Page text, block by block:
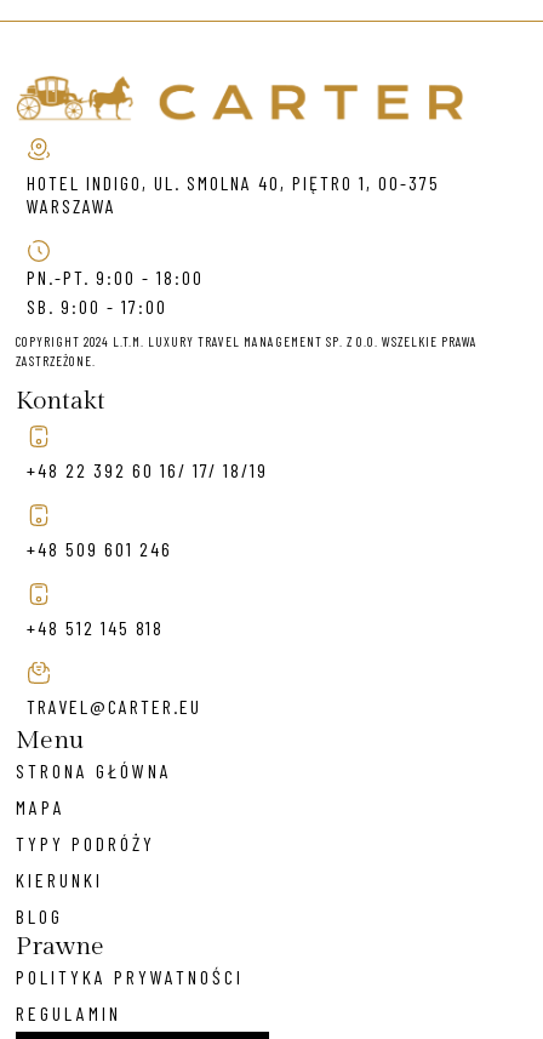
HOTEL INDIGO, UL. SMOLNA 40, PIĘTRO 1, 00-375
WARSZAWA
PN.-PT. 9:00 - 18:00
SB. 9:00 - 17:00
COPYRIGHT 2024 L.T.M. LUXURY TRAVEL MANAGEMENT SP. Z O.O. WSZELKIE PRAWA
ZASTRZEŻONE.
Kontakt
+48 22 392 60 16/ 17/ 18/19
+48 509 601 246
+48 512 145 818
TRAVEL@CARTER.EU
Menu
STRONA GŁÓWNA
MAPA
TYPY PODRÓŻY
KIERUNKI
BLOG
Prawne
POLITYKA PRYWATNOŚCI
REGULAMIN